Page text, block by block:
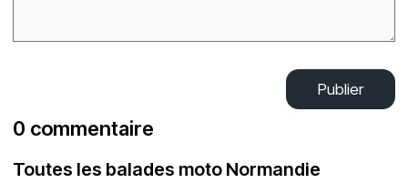
Publier
0 commentaire
Toutes les balades moto Normandie